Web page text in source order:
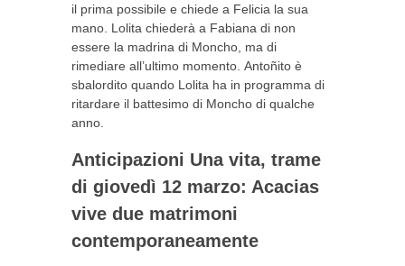
il prima possibile e chiede a Felicia la sua
mano. Lolita chiederà a Fabiana di non
essere la madrina di Moncho, ma di
rimediare all’ultimo momento. Antoñito è
sbalordito quando Lolita ha in programma di
ritardare il battesimo di Moncho di qualche
anno.
Anticipazioni Una vita, trame
di giovedì 12 marzo: Acacias
vive due matrimoni
contemporaneamente